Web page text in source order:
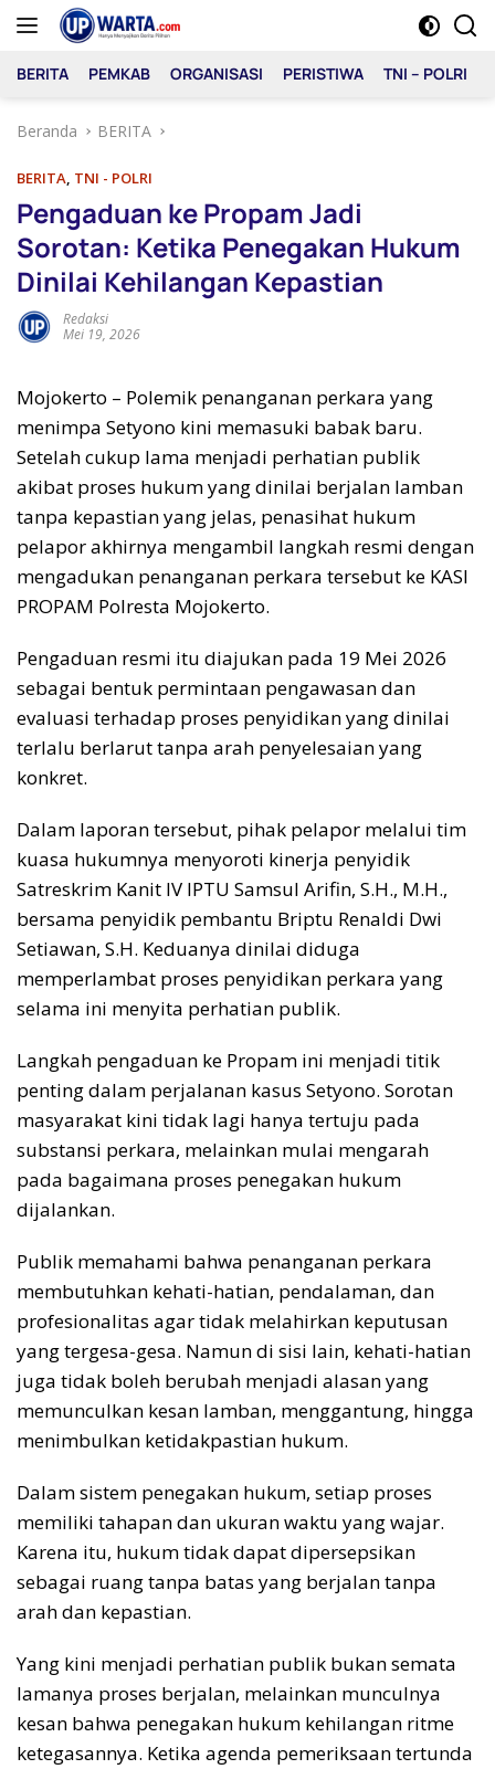
Langsung
BERITA PEMKAB ORGANISASI PERISTIWA TNI – POLRI
Beranda BERITA
BERITA, TNI - POLRI
Pengaduan ke Propam Jadi
Sorotan: Ketika Penegakan Hukum
Dinilai Kehilangan Kepastian
Redaksi
Mei 19, 2026
Mojokerto – Polemik penanganan perkara yang
menimpa Setyono kini memasuki babak baru.
Setelah cukup lama menjadi perhatian publik
akibat proses hukum yang dinilai berjalan lamban
tanpa kepastian yang jelas, penasihat hukum
pelapor akhirnya mengambil langkah resmi dengan
mengadukan penanganan perkara tersebut ke KASI
PROPAM Polresta Mojokerto.
Pengaduan resmi itu diajukan pada 19 Mei 2026
sebagai bentuk permintaan pengawasan dan
evaluasi terhadap proses penyidikan yang dinilai
terlalu berlarut tanpa arah penyelesaian yang
konkret.
Dalam laporan tersebut, pihak pelapor melalui tim
kuasa hukumnya menyoroti kinerja penyidik
Satreskrim Kanit IV IPTU Samsul Arifin, S.H., M.H.,
bersama penyidik pembantu Briptu Renaldi Dwi
Setiawan, S.H. Keduanya dinilai diduga
memperlambat proses penyidikan perkara yang
selama ini menyita perhatian publik.
Langkah pengaduan ke Propam ini menjadi titik
penting dalam perjalanan kasus Setyono. Sorotan
masyarakat kini tidak lagi hanya tertuju pada
substansi perkara, melainkan mulai mengarah
pada bagaimana proses penegakan hukum
dijalankan.
Publik memahami bahwa penanganan perkara
membutuhkan kehati-hatian, pendalaman, dan
profesionalitas agar tidak melahirkan keputusan
yang tergesa-gesa. Namun di sisi lain, kehati-hatian
juga tidak boleh berubah menjadi alasan yang
memunculkan kesan lamban, menggantung, hingga
menimbulkan ketidakpastian hukum.
Dalam sistem penegakan hukum, setiap proses
memiliki tahapan dan ukuran waktu yang wajar.
Karena itu, hukum tidak dapat dipersepsikan
sebagai ruang tanpa batas yang berjalan tanpa
arah dan kepastian.
Yang kini menjadi perhatian publik bukan semata
lamanya proses berjalan, melainkan munculnya
kesan bahwa penegakan hukum kehilangan ritme
ketegasannya. Ketika agenda pemeriksaan tertunda